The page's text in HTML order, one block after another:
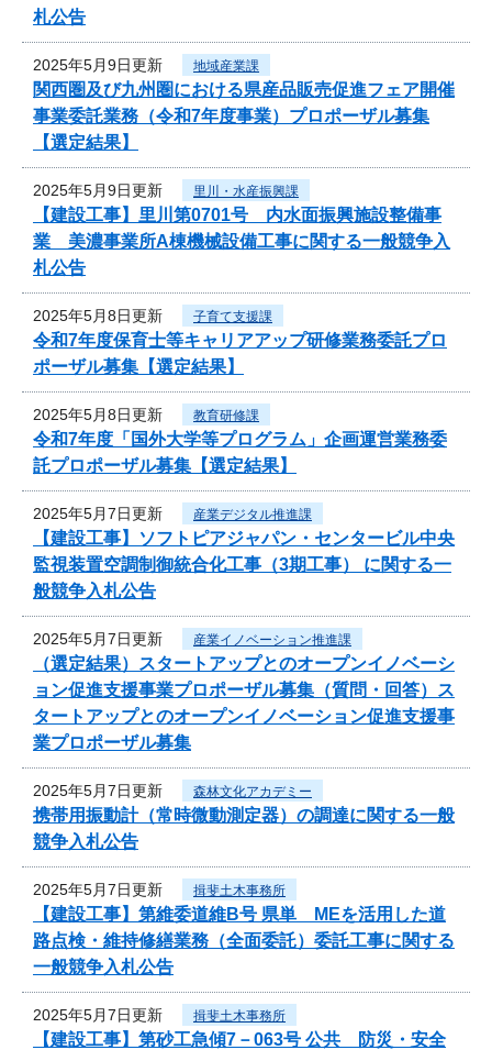
札公告
2025年5月9日更新 地域産業課
関西圏及び九州圏における県産品販売促進フェア開催
事業委託業務（令和7年度事業）プロポーザル募集
【選定結果】
2025年5月9日更新 里川・水産振興課
【建設工事】里川第0701号 内水面振興施設整備事
業 美濃事業所A棟機械設備工事に関する一般競争入
札公告
2025年5月8日更新 子育て支援課
令和7年度保育士等キャリアアップ研修業務委託プロ
ポーザル募集【選定結果】
2025年5月8日更新 教育研修課
令和7年度「国外大学等プログラム」企画運営業務委
託プロポーザル募集【選定結果】
2025年5月7日更新 産業デジタル推進課
【建設工事】ソフトピアジャパン・センタービル中央
監視装置空調制御統合化工事（3期工事） に関する一
般競争入札公告
2025年5月7日更新 産業イノベーション推進課
（選定結果）スタートアップとのオープンイノベーシ
ョン促進支援事業プロポーザル募集（質問・回答）ス
タートアップとのオープンイノベーション促進支援事
業プロポーザル募集
2025年5月7日更新 森林文化アカデミー
携帯用振動計（常時微動測定器）の調達に関する一般
競争入札公告
2025年5月7日更新 揖斐土木事務所
【建設工事】第維委道維B号 県単 MEを活用した道
路点検・維持修繕業務（全面委託）委託工事に関する
一般競争入札公告
2025年5月7日更新 揖斐土木事務所
【建設工事】第砂工急傾7－063号 公共 防災・安全